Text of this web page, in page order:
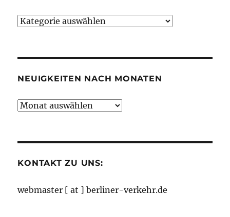
Neuigkeiten
NEUIGKEITEN NACH MONATEN
Neuigkeiten
KONTAKT ZU UNS:
webmaster [ at ] berliner-verkehr.de